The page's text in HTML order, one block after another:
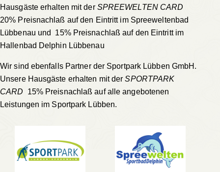
Hausgäste erhalten mit der SPREEWELTEN CARD
20% Preisnachlaß auf den Eintritt im Spreeweltenbad
Lübbenau und 15% Preisnachlaß auf den Eintritt im
Hallenbad Delphin Lübbenau
Wir sind ebenfalls Partner der Sportpark Lübben GmbH.
Unsere Hausgäste erhalten mit derSPORTPARK
CARD 15% Preisnachlaß auf alle angebotenen
Leistungen im Sportpark Lübben.